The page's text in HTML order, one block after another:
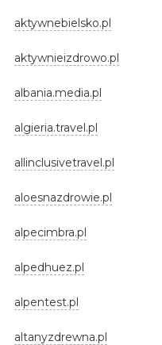
aktywnebielsko.pl
aktywnieizdrowo.pl
albania.media.pl
algieria.travel.pl
allinclusivetravel.pl
aloesnazdrowie.pl
alpecimbra.pl
alpedhuez.pl
alpentest.pl
altanyzdrewna.pl